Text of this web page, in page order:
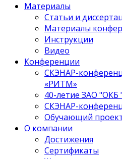
Материалы
Статьи и
Материалы
Инструкции
Видео
Конференции
СКЭНАР-
«РИТМ»
40-летиe ЗАО
СКЭНАР-
Обучающий
О компании
Достижения
Сертификаты